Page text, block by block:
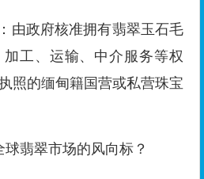
由政府核准拥有翡翠玉石毛
工、运输、中介服务等权
照的缅甸籍国营或私营珠宝
翡翠市场的风向标？